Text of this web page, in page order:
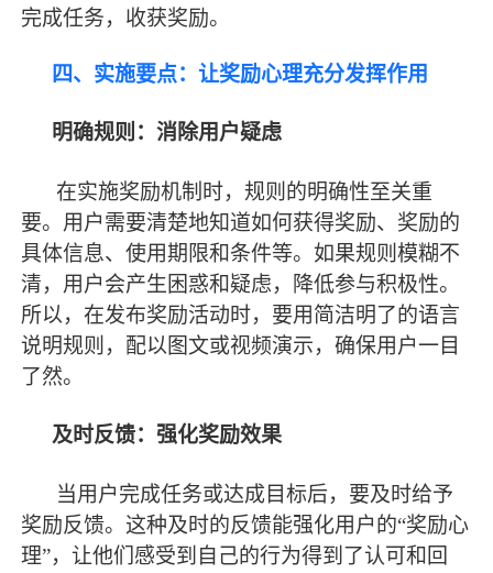
完成任务，收获奖励。
四、实施要点：让奖励心理充分发挥作用
明确规则：消除用户疑虑
在实施奖励机制时，规则的明确性至关重
要。用户需要清楚地知道如何获得奖励、奖励的
具体信息、使用期限和条件等。如果规则模糊不
清，用户会产生困惑和疑虑，降低参与积极性。
所以，在发布奖励活动时，要用简洁明了的语言
说明规则，配以图文或视频演示，确保用户一目
了然。
及时反馈：强化奖励效果
当用户完成任务或达成目标后，要及时给予
奖励反馈。这种及时的反馈能强化用户的“奖励心
理”，让他们感受到自己的行为得到了认可和回